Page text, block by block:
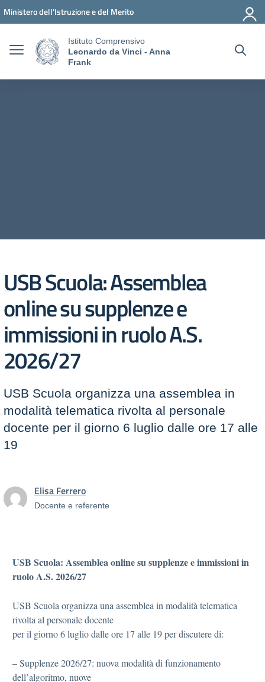
Ministero dell'Istruzione e del Merito
Istituto Comprensivo
Leonardo da Vinci - Anna
Frank
USB Scuola: Assemblea
online su supplenze e
immissioni in ruolo A.S.
2026/27
USB Scuola organizza una assemblea in
modalità telematica rivolta al personale
docente per il giorno 6 luglio dalle ore 17 alle
19
Elisa Ferrero
Docente e referente
USB Scuola: Assemblea online su supplenze e immissioni in
ruolo A.S. 2026/27
USB Scuola organizza una assemblea in modalità telematica
rivolta al personale docente
per il giorno 6 luglio dalle ore 17 alle 19 per discutere di:
– Supplenze 2026/27: nuova modalità di funzionamento
dell’algoritmo, nuove